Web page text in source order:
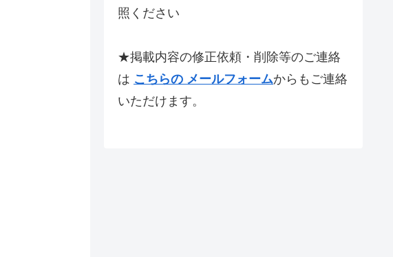
照ください
★掲載内容の修正依頼・削除等のご連絡
は こちらの メールフォームからもご連絡
いただけます。